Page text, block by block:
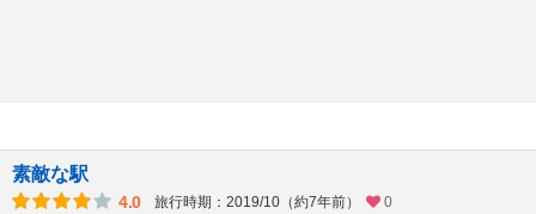
素敵な駅
4.0 旅行時期：2019/10（約7年前）
0